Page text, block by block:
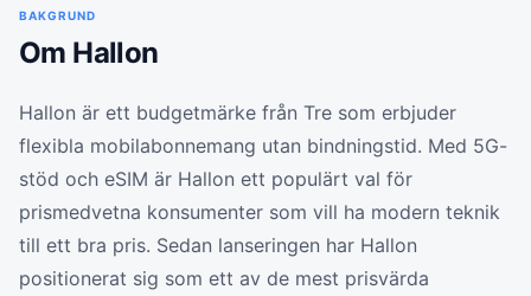
BAKGRUND
Om Hallon
Hallon är ett budgetmärke från Tre som erbjuder
flexibla mobilabonnemang utan bindningstid. Med 5G-
stöd och eSIM är Hallon ett populärt val för
prismedvetna konsumenter som vill ha modern teknik
till ett bra pris. Sedan lanseringen har Hallon
positionerat sig som ett av de mest prisvärda